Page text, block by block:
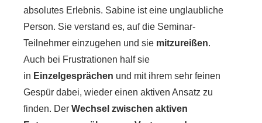
absolutes Erlebnis. Sabine ist eine unglaubliche
Person. Sie verstand es, auf die Seminar-
Teilnehmer einzugehen und sie mitzureißen.
Auch bei Frustrationen half sie
in Einzelgesprächen und mit ihrem sehr feinen
Gespür dabei, wieder einen aktiven Ansatz zu
finden. Der Wechsel zwischen aktiven